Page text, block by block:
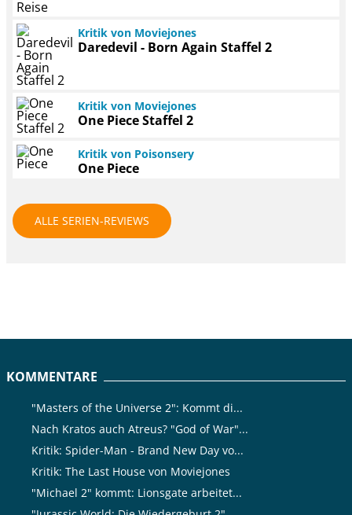
Kritik von Moviejones
Daredevil - Born Again Staffel 2
Kritik von Moviejones
One Piece Staffel 2
Kritik von Poisonsery
One Piece
ALLE SERIEN-REVIEWS
KOMMENTARE
"Masters of the Universe 2": Kommt di...
Nach Kratos auch Atreus? "God of War"...
Kritik: Spider-Man - Brand New Day vo...
Kritik: The Last House von Moviejones
"Michael 2" kommt: Lionsgate arbeitet...